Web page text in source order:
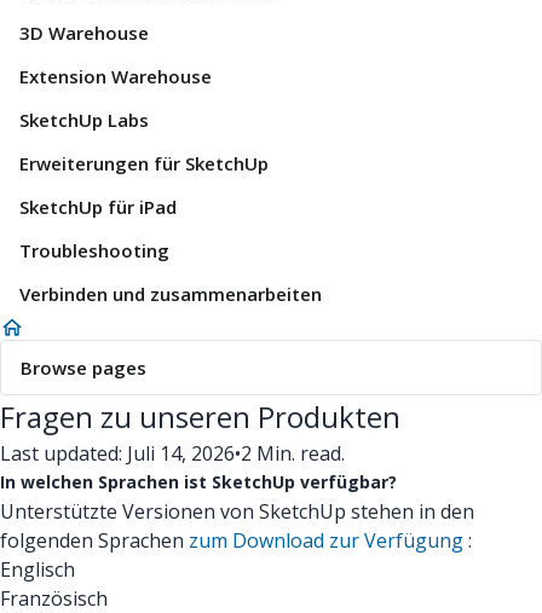
3D Warehouse
Extension Warehouse
SketchUp Labs
Erweiterungen für SketchUp
SketchUp für iPad
Troubleshooting
Verbinden und zusammenarbeiten
Browse pages
Fragen zu unseren Produkten
Last updated: Juli 14, 2026•2 Min. read.
In welchen Sprachen ist SketchUp verfügbar?
Unterstützte Versionen von SketchUp stehen in den
folgenden Sprachen zum Download zur Verfügung:
Englisch
Französisch